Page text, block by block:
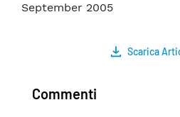
September 2005
Scarica
Commenti